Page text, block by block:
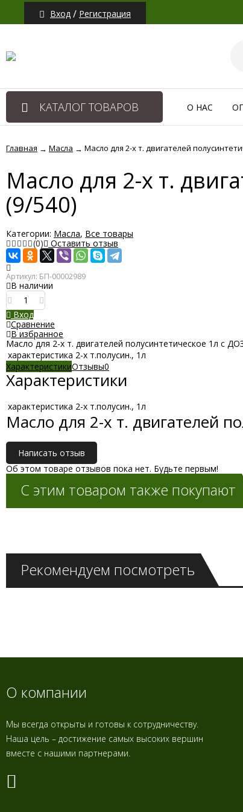
Вход / Регистрация
КАТАЛОГ ТОВАРОВ О НАС
Главная → Масла → Масло для 2-х т. двигателей
Масло для 2-х т.
(9/540)
Категории: Масла, Все товары
(0)
Оставить отзыв
Артикул: БП-00002989
В наличии
Вход
Сравнение
В избранное
Масло для 2-х т. двигателей полусинтетическое 1л с
характеристика 2-х т.полусин., 1л
ХарактеристикиОтзывы0
Характеристики
характеристика 2-х т.полусин., 1л
Масло для 2-х т. двигателей
Написать отзыв
Об этом товаре отзывов пока нет. Будьте первым!
С этим товаром также покупают
Рекомендуем посмотреть
О компании
Мы всегда открыты и готовы к сотрудничеству.
Наша цель – достижение самых высоких вершин
вместе с нашими партнерами.